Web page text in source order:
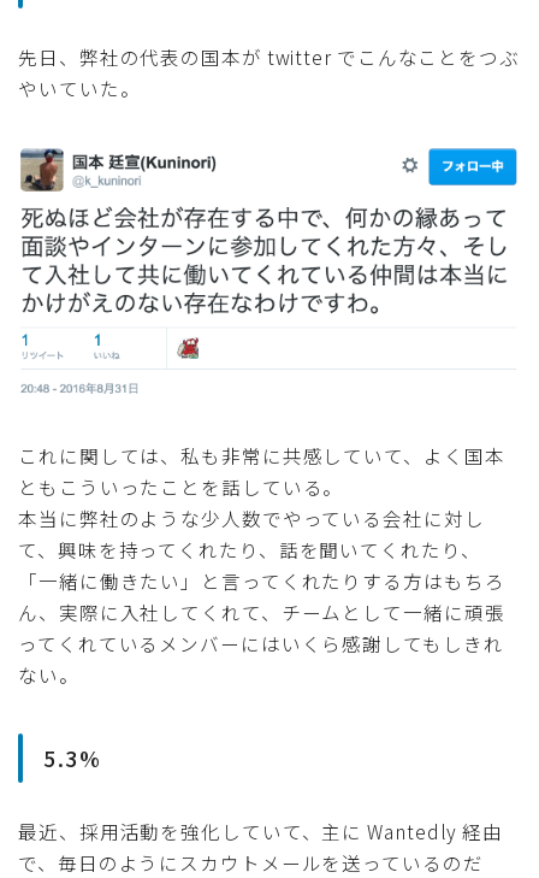
先日、弊社の代表の国本が twitter でこんなことをつぶ
やいていた。
これに関しては、私も非常に共感していて、よく国本
ともこういったことを話している。
本当に弊社のような少人数でやっている会社に対し
て、興味を持ってくれたり、話を聞いてくれたり、
「一緒に働きたい」と言ってくれたりする方はもちろ
ん、実際に入社してくれて、チームとして一緒に頑張
ってくれているメンバーにはいくら感謝してもしきれ
ない。
5.3%
最近、採用活動を強化していて、主に Wantedly 経由
で、毎日のようにスカウトメールを送っているのだ